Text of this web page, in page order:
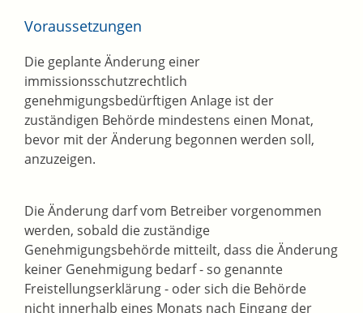
Voraussetzungen
Die geplante Änderung einer
immissionsschutzrechtlich
genehmigungsbedürftigen Anlage ist der
zuständigen Behörde mindestens einen Monat,
bevor mit der Änderung begonnen werden soll,
anzuzeigen.
Die Änderung darf vom Betreiber vorgenommen
werden, sobald die zuständige
Genehmigungsbehörde mitteilt, dass die Änderung
keiner Genehmigung bedarf - so genannte
Freistellungserklärung - oder sich die Behörde
nicht innerhalb eines Monats nach Eingang der